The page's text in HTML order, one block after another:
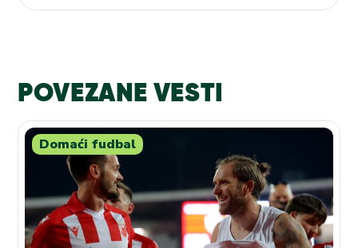
POVEZANE VESTI
Domaći fudbal